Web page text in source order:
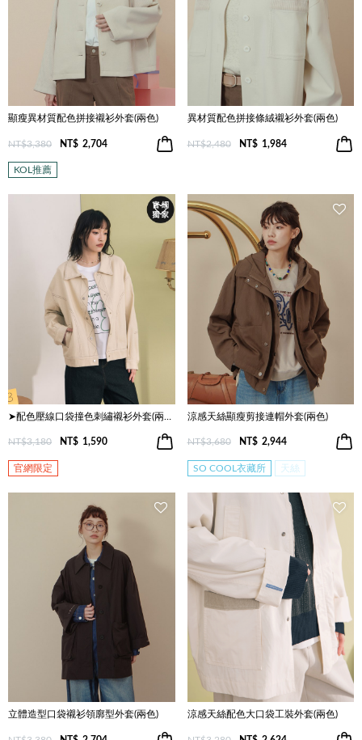
顯瘦異材質配色拼接襯衫外套(兩色)
NT$3,380 NT$ 2,704
KOL推薦
異材質配色拼接條絨襯衫外套(兩色)
NT$2,480 NT$ 1,984
➤配色壓線口袋撞色刺繡襯衫外套(兩色)
NT$3,180 NT$ 1,590
官網限定
涼感天絲顯瘦剪接連帽外套(兩色)
NT$3,680 NT$ 2,944
SO COOL衣藏所 天絲
立體造型口袋襯衫領廓型外套(兩色) 涼感天絲配色大口袋工裝外套(兩色)